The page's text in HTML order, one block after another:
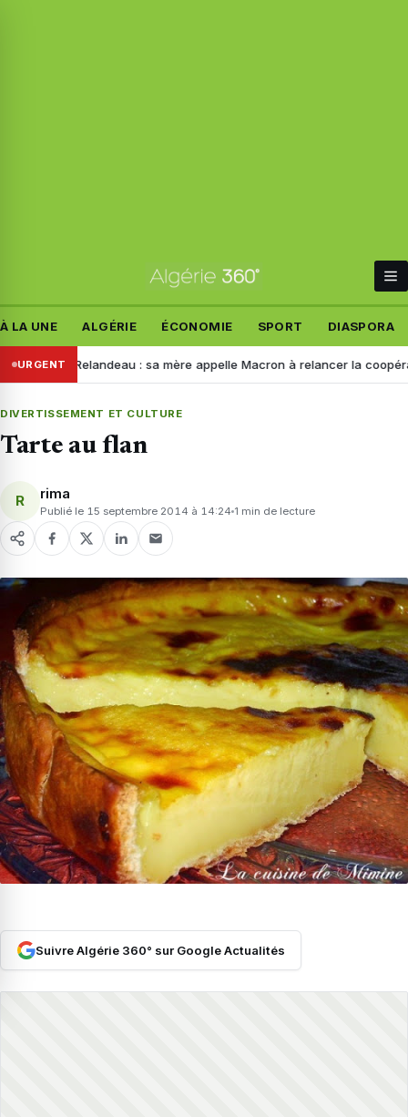
À LA UNE ALGÉRIE ÉCONOMIE SPORT DIASPORA
URGENT
Manon Relandeau : sa mère appelle Macron à relancer la coopération
DIVERTISSEMENT ET CULTURE
Tarte au flan
R rima
Publié le 15 septembre 2014 à 14:24 1 min de lecture
Suivre Algérie 360° sur Google Actualités